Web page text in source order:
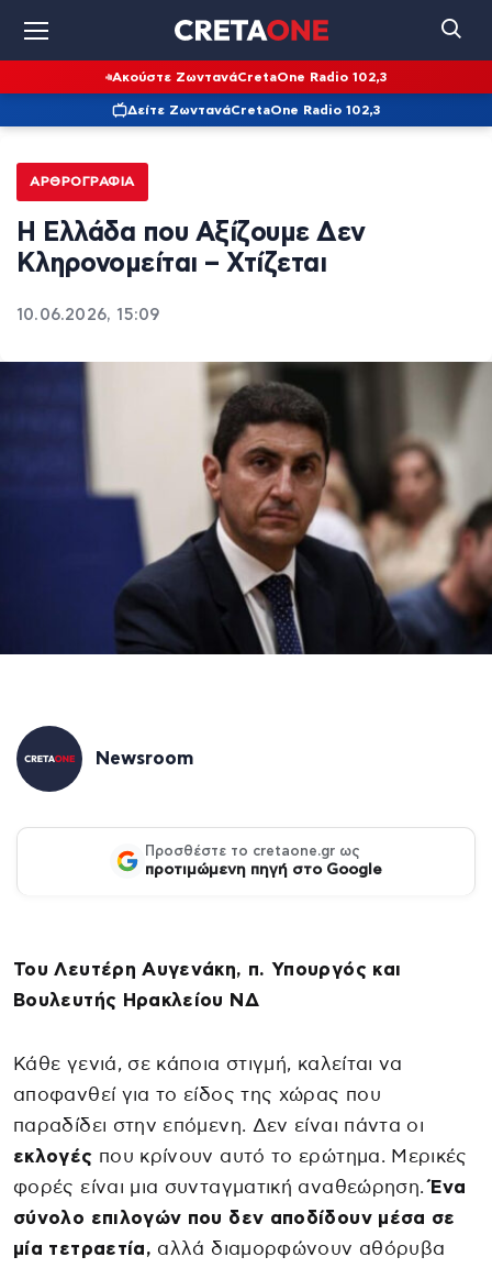
Ακούστε ΖωντανάCretaOne Radio 102,3
Δείτε ΖωντανάCretaOne Radio 102,3
ΑΡΘΡΟΓΡΑΦΊΑ
Η Ελλάδα που Αξίζουμε Δεν
Κληρονομείται – Χτίζεται
10.06.2026, 15:09
Newsroom
Προσθέστε το cretaone.gr ως
προτιμώμενη πηγή στο Google
Του Λευτέρη Αυγενάκη, π. Υπουργός και
Βουλευτής Ηρακλείου ΝΔ
Κάθε γενιά, σε κάποια στιγμή, καλείται να
αποφανθεί για το είδος της χώρας που
παραδίδει στην επόμενη. Δεν είναι πάντα οι
εκλογές που κρίνουν αυτό το ερώτημα. Μερικές
φορές είναι μια συνταγματική αναθεώρηση.Ένα
σύνολο επιλογών που δεν αποδίδουν μέσα σε
μία τετραετία, αλλά διαμορφώνουν αθόρυβα